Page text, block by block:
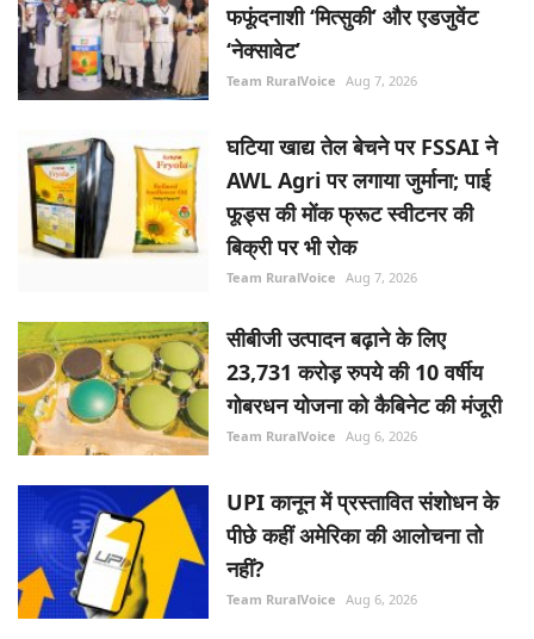
फफूंदनाशी ‘मित्सुकी’ और एडजुवेंट
‘नेक्सावेट’
Team RuralVoice Aug 7, 2026
घटिया खाद्य तेल बेचने पर FSSAI ने
AWL Agri पर लगाया जुर्माना; पाई
फूड्स की मोंक फ्रूट स्वीटनर की
बिक्री पर भी रोक
Team RuralVoice Aug 7, 2026
सीबीजी उत्पादन बढ़ाने के लिए
23,731 करोड़ रुपये की 10 वर्षीय
गोबरधन योजना को कैबिनेट की मंजूरी
Team RuralVoice Aug 6, 2026
UPI कानून में प्रस्तावित संशोधन के
पीछे कहीं अमेरिका की आलोचना तो
नहीं?
Team RuralVoice Aug 6, 2026